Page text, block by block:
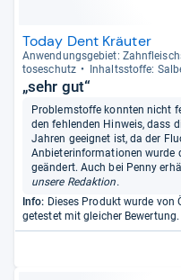
Today Dent Kräuter
Anwen­dungs­ge­biet:
to­se­schutz
Inhaltss­toffe:
„sehr gut“
Problemstoffe konnten nicht
den fehlenden Hinweis, dass
Jahren geeignet ist, da der
Anbieterinformationen wurde
geändert. Auch bei Penny
unsere Redaktion.
Info: Dieses Produkt wurde von
getestet mit gleicher Bewertung.